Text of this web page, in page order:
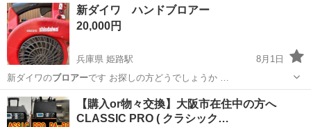
新ダイワ ハンドブロアー
20,000円
兵庫県 姫路駅
8月1日
新ダイワのブロアー です お探しの方どうでしょうか …
兵庫 姫路市 姫路駅 その他 新ダイワ
【購入or物々交換】大阪市在住中の方へ
CLASSIC PRO ( クラシック…